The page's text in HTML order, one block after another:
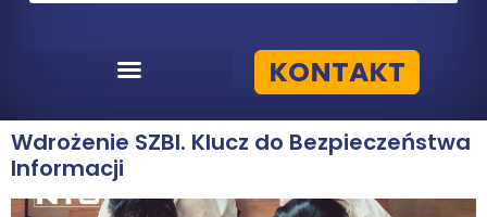
KONTAKT
Wdrożenie SZBI. Klucz do Bezpieczeństwa
Informacji